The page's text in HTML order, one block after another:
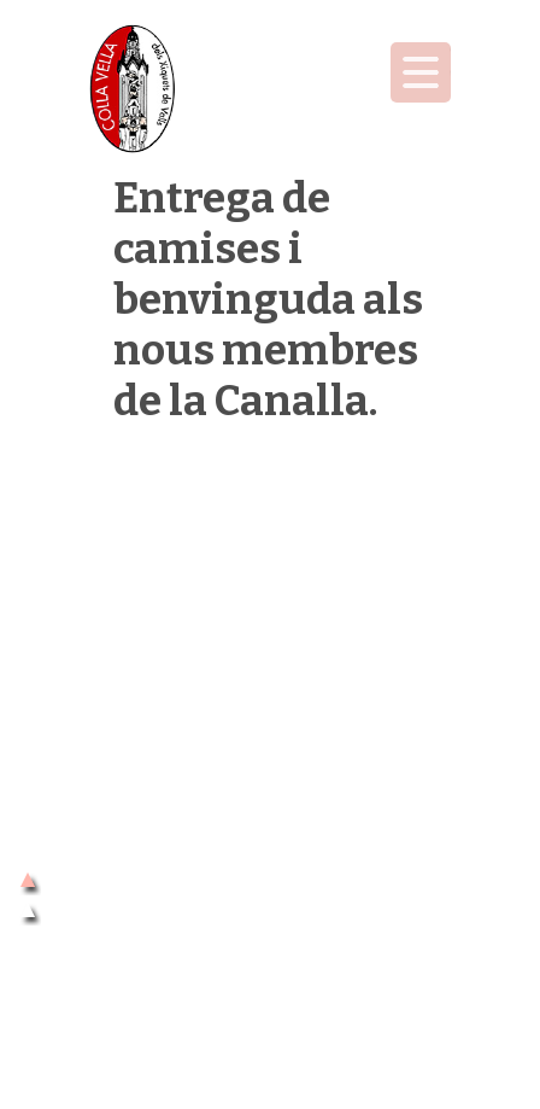
Entrega de
camises i
benvinguda als
nous membres
de la Canalla.